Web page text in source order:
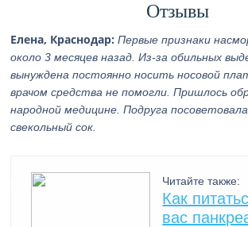
Отзывы
Елена, Краснодар: Первые признаки
около 3 месяцев назад. Из-за обильных
вынуждена постоянно носить носовой
врачом средства не помогли. Пришлось
народной медицине. Подруга
свекольный сок.
Читайте также:
Как
вас